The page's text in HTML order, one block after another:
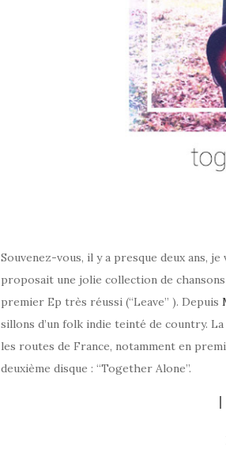
Souvenez-vous, il y a presque deux ans,
proposait une jolie collection de
premier Ep très réussi (“Leave” ). Depuis
sillons d’un folk indie teinté de country.
les routes de France, notamment en
deuxième disque : “Together Alone”.